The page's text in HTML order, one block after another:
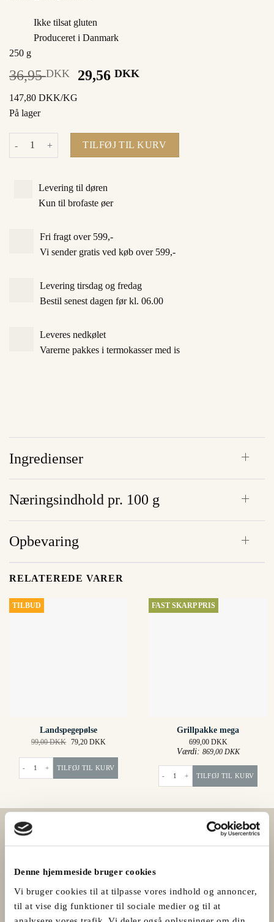
Denne hjemmeside bruger cookies
Vi bruger cookies til at tilpasse vores indhold og annoncer,
til at vise dig funktioner til sociale medier og til at
Ikke tilsat gluten
Produceret i Danmark
250 g
36,95DKK
Original
29,56DKK
147,80 DKK/KG
På lager
Thepølse antal TILFØJ TIL KURV
Levering til døren
Kun til brofaste øer
Fri fragt over 599,-
Vi sender gratis ved køb over 599,-
Levering tirsdag og fredag
Bestil senest dagen før kl. 06.00
Leveres nedkølet
Varerne pakkes i termokasser med is
Ingredienser
Næringsindhold pr. 100 g
Opbevaring
RELATEREDE VARER
TILBUD
Landspegepølse
99,00DKK Original
was:
99,00 DKK.
79,20 DKK
is:
79,20 DKK.
TILFØJ TIL KURV
FAST SKARP PRIS
Grillpakke mega
699,00 DKK
Værdi: 869,00 DKK
TILFØJ TIL KURV